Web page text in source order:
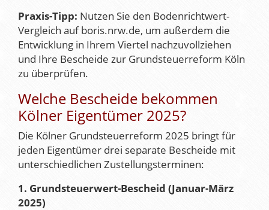
Praxis-Tipp: Nutzen Sie den Bodenrichtwert-
Vergleich auf boris.nrw.de, um außerdem die
Entwicklung in Ihrem Viertel nachzuvollziehen
und Ihre Bescheide zur Grundsteuerreform Köln
zu überprüfen.
Welche Bescheide bekommen
Kölner Eigentümer 2025?
Die Kölner Grundsteuerreform 2025 bringt für
jeden Eigentümer drei separate Bescheide mit
unterschiedlichen Zustellungsterminen:
1. Grundsteuerwert-Bescheid (Januar-März
2025)